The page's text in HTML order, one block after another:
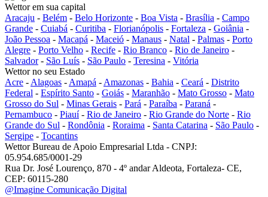
Wettor em sua capital
Aracaju - Belém - Belo Horizonte - Boa Vista - Brasília - Campo
Grande - Cuiabá - Curitiba - Florianópolis - Fortaleza - Goiânia -
João Pessoa - Macapá - Maceió - Manaus - Natal - Palmas - Porto
Alegre - Porto Velho - Recife - Rio Branco - Rio de Janeiro -
Salvador- São Luís - São Paulo - Teresina - Vitória
Wettor no seu Estado
Acre - Alagoas - Amapá - Amazonas - Bahia - Ceará - Distrito
Federal - Espírito Santo - Goiás - Maranhão - Mato Grosso - Mato
Grosso do Sul - Minas Gerais - Pará - Paraíba - Paraná -
Pernambuco - Piauí- Rio de Janeiro - Rio Grande do Norte - Rio
Grande do Sul - Rondônia - Roraima - Santa Catarina - São Paulo -
Sergipe - Tocantins
Wettor Bureau de Apoio Empresarial Ltda - CNPJ:
05.954.685/0001-29
Rua Dr. José Lourenço, 870 - 4º andar Aldeota, Fortaleza- CE,
CEP: 60115-280
@Imagine Comunicação Digital